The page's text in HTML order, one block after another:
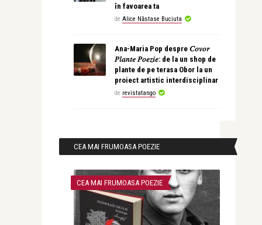
în favoarea ta
de Alice Năstase Buciuta
Ana-Maria Pop despre 𝐶𝑜𝑣𝑜𝑟
𝑃𝑙𝑎𝑛𝑡𝑒 𝑃𝑜𝑒𝑧𝑖𝑒: de la un shop de
plante de pe terasa Obor la un
proiect artistic interdisciplinar
de revistatango
CEA MAI FRUMOASA POEZIE
CEA MAI FRUMOASA POEZIE